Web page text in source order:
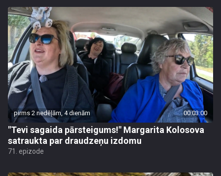
pirms 2 nedēļām, 4 dienām 00:03:00
"Tevi sagaida pārsteigums!" Margarita Kolosova
satraukta par draudzeņu izdomu
71. epizode